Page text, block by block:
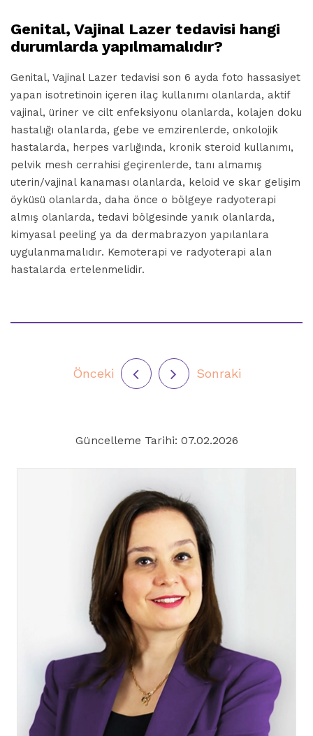
Genital, Vajinal Lazer tedavisi hangi
durumlarda yapılmamalıdır?
Genital, Vajinal Lazer tedavisi son 6 ayda foto hassasiyet
yapan isotretinoin içeren ilaç kullanımı olanlarda, aktif
vajinal, üriner ve cilt enfeksiyonu olanlarda, kolajen doku
hastalığı olanlarda, gebe ve emzirenlerde, onkolojik
hastalarda, herpes varlığında, kronik steroid kullanımı,
pelvik mesh cerrahisi geçirenlerde, tanı almamış
uterin/vajinal kanaması olanlarda, keloid ve skar gelişim
öyküsü olanlarda, daha önce o bölgeye radyoterapi
almış olanlarda, tedavi bölgesinde yanık olanlarda,
kimyasal peeling ya da dermabrazyon yapılanlara
uygulanmamalıdır. Kemoterapi ve radyoterapi alan
hastalarda ertelenmelidir.
Önceki Sonraki
Güncelleme Tarihi: 07.02.2026